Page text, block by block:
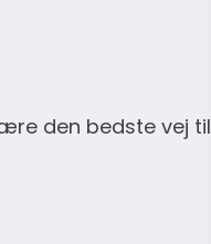
den bedste vej til